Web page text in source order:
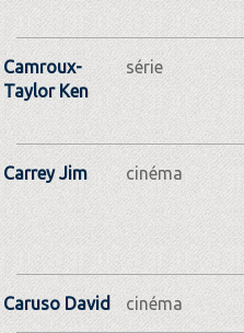
Camroux-
Taylor Ken
série
Carrey Jim cinéma
Caruso David cinéma